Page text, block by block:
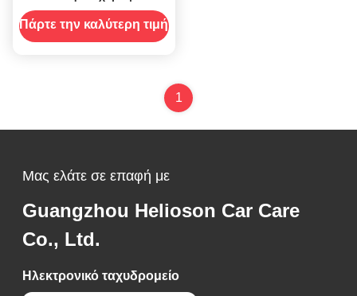
Leather Seat Cleaner for
Pros
Πάρτε την καλύτερη τιμή
1
Μας ελάτε σε επαφή με
Guangzhou Helioson Car Care
Co., Ltd.
Ηλεκτρονικό ταχυδρομείο